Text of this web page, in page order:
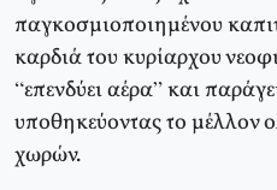
παγκοσμιοποιημένου
καρδιά του κυρίαρχου
“επενδύει αέρα” και
υποθηκεύοντας το μέλλον
χωρών.